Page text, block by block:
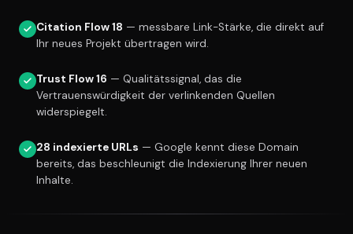
Citation Flow 18 — messbare Link-Stärke, die direkt auf
Ihr neues Projekt übertragen wird.
Trust Flow 16 — Qualitätssignal, das die
Vertrauenswürdigkeit der verlinkenden Quellen
widerspiegelt.
28 indexierte URLs — Google kennt diese Domain
bereits, das beschleunigt die Indexierung Ihrer neuen
Inhalte.